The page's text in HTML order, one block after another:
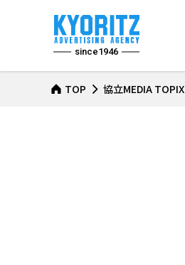
since1946
TOP 協立MEDIA TOPIX